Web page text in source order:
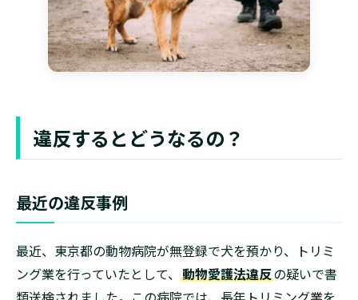
違反するとどうなるの？
最近の違反事例
最近、東京都の動物病院が無登録で犬を預かり、トリミ
ング業を行っていたとして、 動物愛護法違反の疑いで書